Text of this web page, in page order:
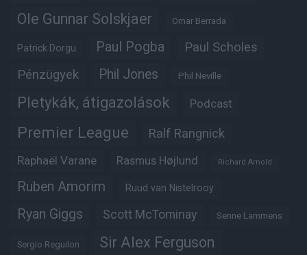
Ole Gunnar Solskjaer Omar Berrada
Patrick Dorgu Paul Pogba Paul Scholes
Pénzügyek Phil Jones Phil Neville
Pletykák, átigazolások Podcast
Premier League Ralf Rangnick
Raphaël Varane Rasmus Højlund Richard Arnold
Ruben Amorim Ruud van Nistelrooy
Ryan Giggs Scott McTominay Senne Lammens
Sergio Reguilon Sir Alex Ferguson